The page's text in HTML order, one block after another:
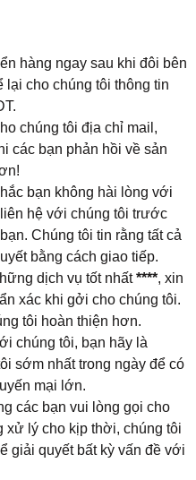
hàng ngay sau khi đôi bên
lại cho chúng tôi thông tin
chúng tôi địa chỉ mail,
các bạn phản hồi về sản
bạn không hài lòng với
hệ với chúng tôi trước
Chúng tôi tin rằng tất cả
bằng cách giao tiếp.
dịch vụ tốt nhất****, xin
xác khi gởi cho chúng tôi.
tôi hoàn thiện hơn.
chúng tôi, bạn hãy là
sớm nhất trong ngày để có
mại lớn.
các bạn vui lòng gọi cho
xử lý cho kịp thời, chúng tôi
giải quyết bất kỳ vấn đề với